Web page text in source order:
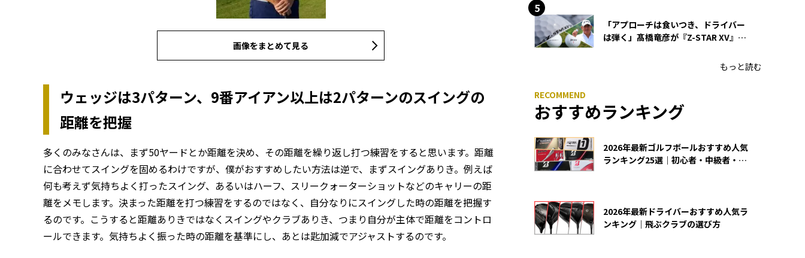
画像をまとめて見る
ウェッジは3パターン、9番アイアン以上は2パターンのスイングの
距離を把握
多くのみなさんは、まず50ヤードとか距離を決め、その距離を繰り返し打つ練習をすると思います。距離
に合わせてスイングを固めるわけですが、僕がおすすめしたい方法は逆で、まずスイングありき。例えば
何も考えず気持ちよく打ったスイング、あるいはハーフ、スリークォーターショットなどのキャリーの距
離をメモします。決まった距離を打つ練習をするのではなく、自分なりにスイングした時の距離を把握す
るのです。こうすると距離ありきではなくスイングやクラブありき、つまり自分が主体で距離をコントロ
ールできます。気持ちよく振った時の距離を基準にし、あとは匙加減でアジャストするのです。
「アプローチは食いつき、ドライバー
は弾く」髙橋竜彦が『Z-STAR XV』を
もっと読む
おすすめランキング
2026年最新ゴルフボールおすすめ人気
ランキング25選｜初心者・中級者・上
2026年最新ドライバーおすすめ人気ラ
ンキング｜飛ぶクラブの選び方